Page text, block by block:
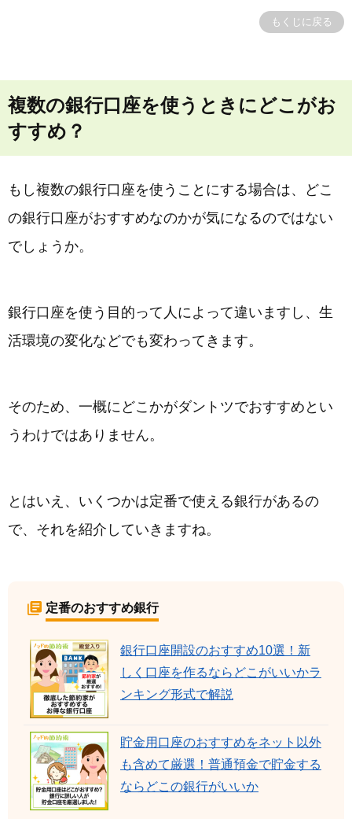
もくじに戻る
複数の銀行口座を使うときにどこがお
すすめ？
もし複数の銀行口座を使うことにする場合は、どこ
の銀行口座がおすすめなのかが気になるのではない
でしょうか。
銀行口座を使う目的って人によって違いますし、生
活環境の変化などでも変わってきます。
そのため、一概にどこかがダントツでおすすめとい
うわけではありません。
とはいえ、いくつかは定番で使える銀行があるの
で、それを紹介していきますね。
定番のおすすめ銀行
銀行口座開設のおすすめ10選！新
しく口座を作るならどこがいいかラ
ンキング形式で解説
貯金用口座のおすすめをネット以外
も含めて厳選！普通預金で貯金する
ならどこの銀行がいいか